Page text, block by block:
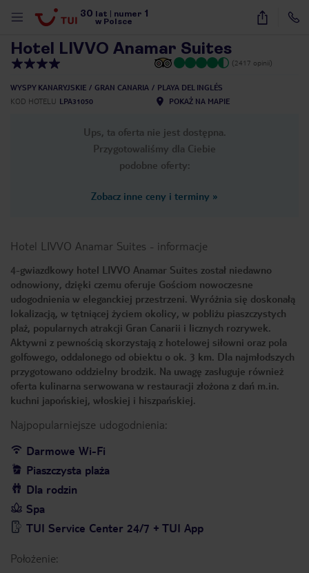
30 lat numer 1
w Polsce
21
Hotel LIVVO Anamar Suites
(2417 opinii)
WYSPY KANARYJSKIE GRAN CANARIA
PLAYA DEL INGLÉS
KOD HOTELU LPA31050 POKAŻ NA MAPIE
Ups, ta oferta nie jest dostępna.
Przygotowaliśmy dla Ciebie
podobne oferty:
Zobacz inne ceny i terminy »
Hotel LIVVO Anamar Suites - informacje
4-gwiazdkowy hotel LIVVO Anamar Suites został niedawno
odnowiony, dzięki czemu oferuje Gościom nowoczesne
udogodnienia w eleganckiej przestrzeni. Wyróżnia się doskonałą
lokalizacją, w tętniącej życiem okolicy, w pobliżu piaszczystych
plaż, popularnych atrakcji Gran Canarii i licznych rozrywek.
Aktywni z pewnością skorzystają z hotelowej siłowni oraz pola
golfowego, oddalonego od obiektu o ok. 3 km. Dla najmłodszych
przygotowano oddzielny brodzik. Na uwagę zasługuje również
oferta kulinarna serwowana w restauracji złożona z dań m.in.
kuchni japońskiej, włoskiej i hiszpańskiej.
Najpopularniejsze udogodnienia:
Darmowe Wi-Fi
Piaszczysta plaża
Dla rodzin
Spa
TUI Service Center 24/7 + TUI App
Położenie: